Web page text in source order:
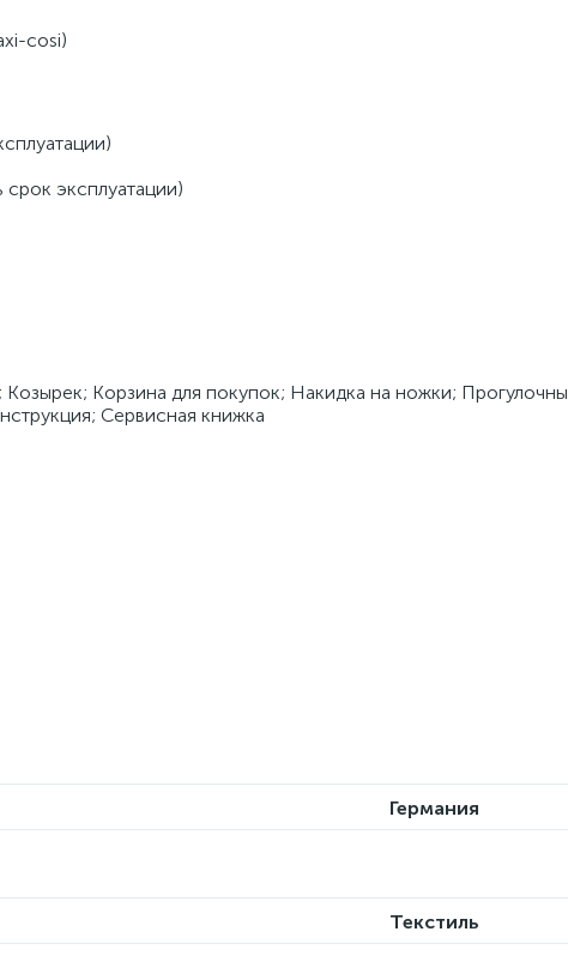
cosi)
эксплуатации)
Корзина для покупок; Накидка на ножки;
Сервисная книжка
Германия
Текстиль